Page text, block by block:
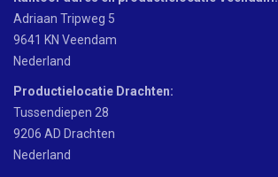
Adriaan Tripweg 5
9641 KN Veendam
Nederland
Productielocatie Drachten:
Tussendiepen 28
9206 AD Drachten
Nederland